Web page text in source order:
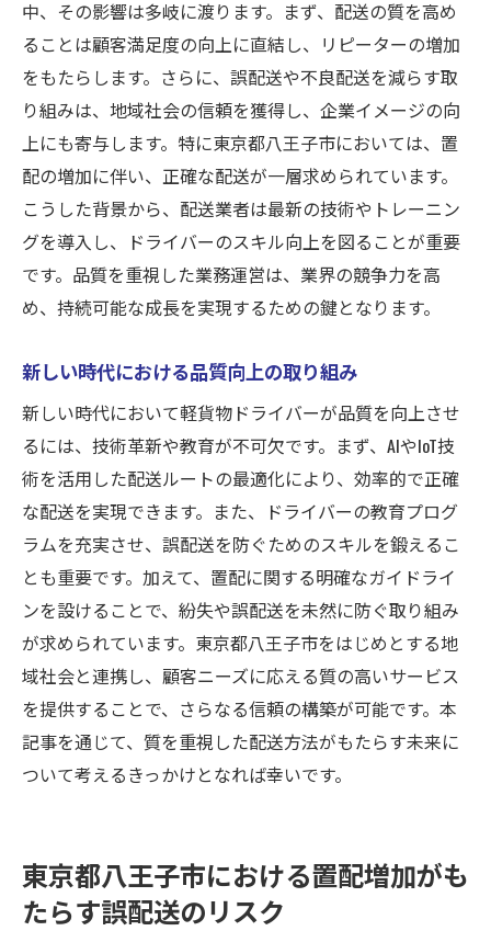
信頼向上に向けた具体的な施策
新たな基準に基づくサービス提供方法
ドライバーの成長を促進する評価基準
顧客からの信頼を得るための長期戦略
中、その影響は多岐に渡ります。まず、配送の質を高め
ることは顧客満足度の向上に直結し、リピーターの増加
をもたらします。さらに、誤配送や不良配送を減らす取
り組みは、地域社会の信頼を獲得し、企業イメージの向
上にも寄与します。特に東京都八王子市においては、置
配の増加に伴い、正確な配送が一層求められています。
こうした背景から、配送業者は最新の技術やトレーニン
グを導入し、ドライバーのスキル向上を図ることが重要
です。品質を重視した業務運営は、業界の競争力を高
め、持続可能な成長を実現するための鍵となります。
新しい時代における品質向上の取り組み
新しい時代において軽貨物ドライバーが品質を向上させ
るには、技術革新や教育が不可欠です。まず、AIやIoT技
術を活用した配送ルートの最適化により、効率的で正確
な配送を実現できます。また、ドライバーの教育プログ
ラムを充実させ、誤配送を防ぐためのスキルを鍛えるこ
とも重要です。加えて、置配に関する明確なガイドライ
ンを設けることで、紛失や誤配送を未然に防ぐ取り組み
が求められています。東京都八王子市をはじめとする地
域社会と連携し、顧客ニーズに応える質の高いサービス
を提供することで、さらなる信頼の構築が可能です。本
記事を通じて、質を重視した配送方法がもたらす未来に
ついて考えるきっかけとなれば幸いです。
東京都八王子市における置配増加がも
たらす誤配送のリスク